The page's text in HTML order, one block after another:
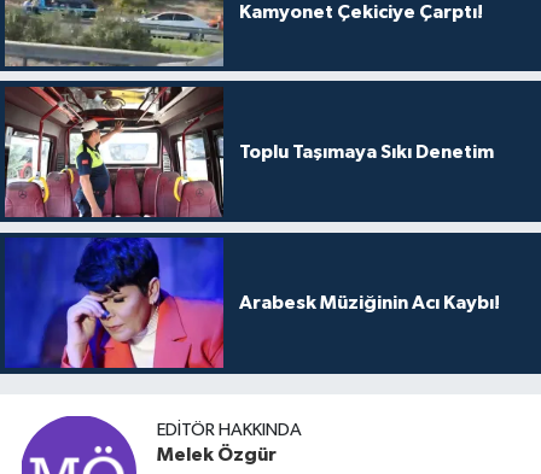
Kamyonet Çekiciye Çarptı!
Toplu Taşımaya Sıkı Denetim
Arabesk Müziğinin Acı Kaybı!
EDITÖR HAKKINDA
Melek Özgür